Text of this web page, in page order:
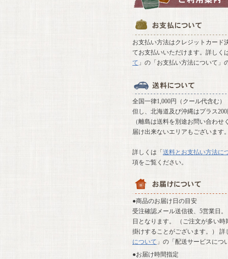
お支払い方法はクレジットカード
てお支払いいただけます。詳しく
て 」の「お支払い方法について」
全国一律1,000円（クール代含む）
但し、北海道及び沖縄はプラス
（離島は送料を別途お問い合わ
届け出来ないエリアもございます
詳しくは「 送料とお支払い方法に
項をご覧ください。
●商品のお届け日の目安
受注確認メール送信後、5営業日
日となります。 （ご注文が多い
掛けすることがございます。） 詳
について 」の「配送サービスにつ
●お届け時間指定